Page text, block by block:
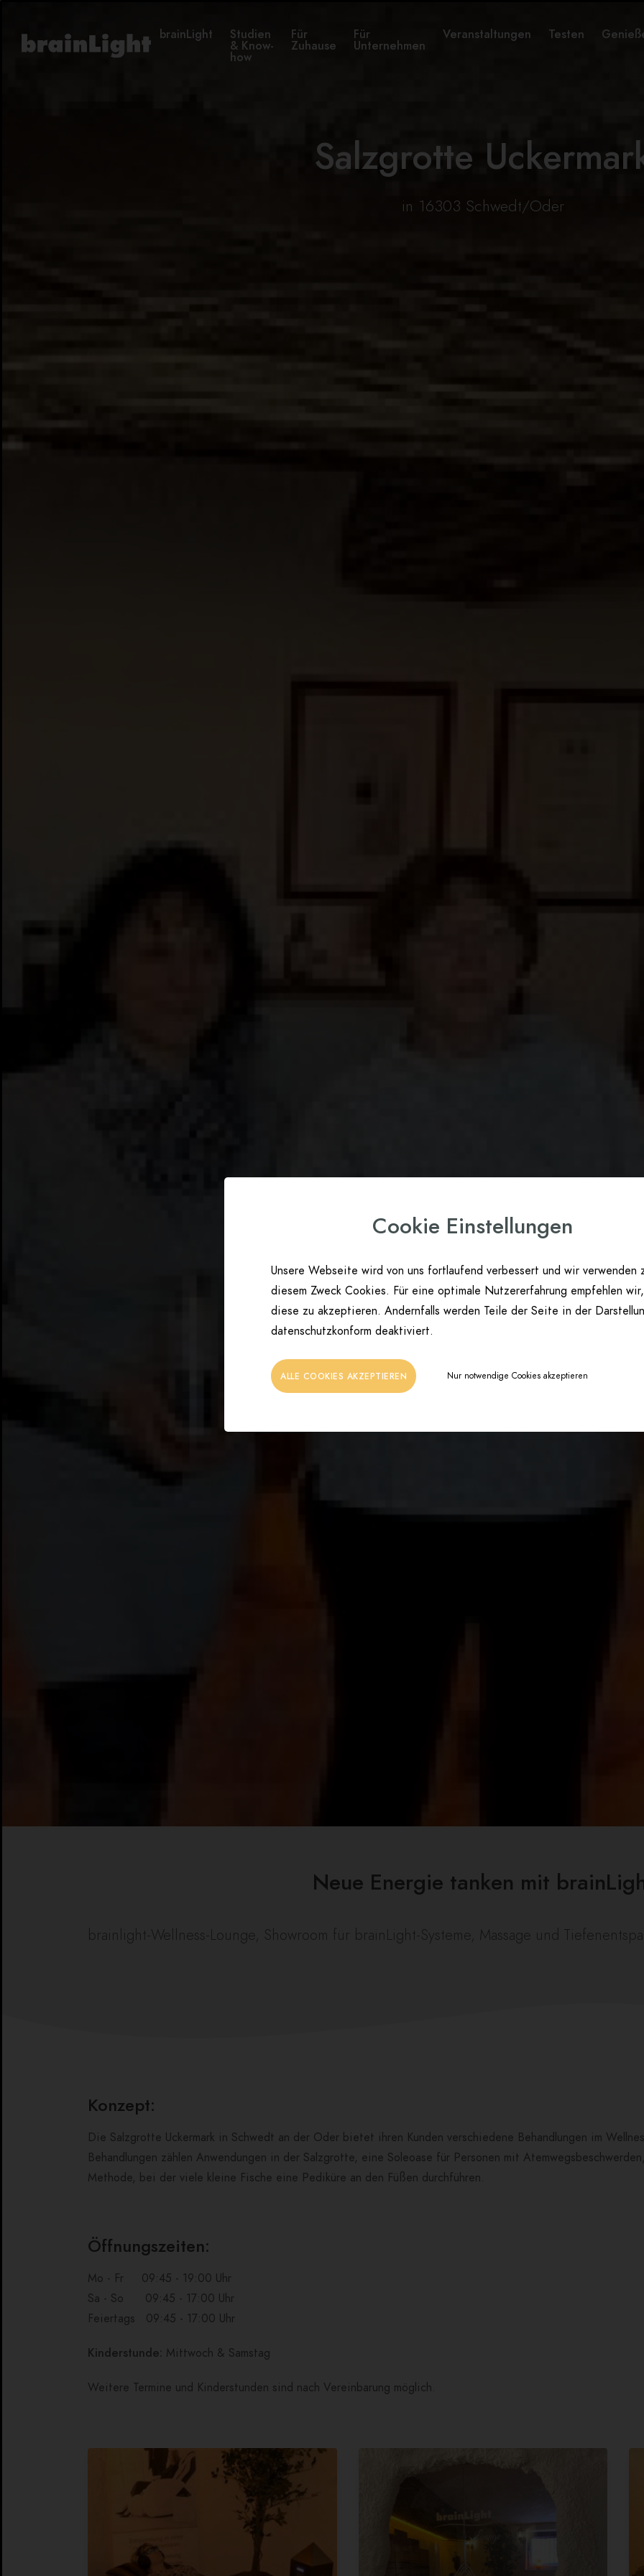
brainLight Studien
& Know-
how
Für
Zuhause
Für
Unternehmen
Veranstaltungen Testen
Salzgrotte
in 16303 Schwedt/Oder
Neue Energie tanken mit
brainlight-Wellness-Lounge, Showroom für brainLight-Systeme, Massage und
Konzept:
Die Salzgrotte Uckermark in Schwedt an der Oder bietet ihren Kunden verschiedene Behandlungen im
Behandlungen zählen Anwendungen in der Salzgrotte, eine Soleoase für Personen mit
Methode, bei der viele kleine Fische eine Pediküre an den Füßen durchführen.
Öffnungszeiten:
Mo - Fr 09:45 - 19:00 Uhr
Sa - So 09:45 - 17:00 Uhr
Feiertags 09:45 - 17:00 Uhr
Kinderstunde: Mittwoch & Samstag
Weitere Termine und Kinderstunden sind nach Vereinbarung möglich.
Cookie Einstellungen
Unsere Webseite wird von uns fortlaufend verbessert und wir verwenden
diesem Zweck Cookies. Für eine optimale Nutzererfahrung empfehlen wir,
diese zu akzeptieren. Andernfalls werden Teile der Seite in der
datenschutzkonform deaktiviert.
ALLE COOKIES AKZEPTIEREN Nur notwendige Cookies akzeptieren